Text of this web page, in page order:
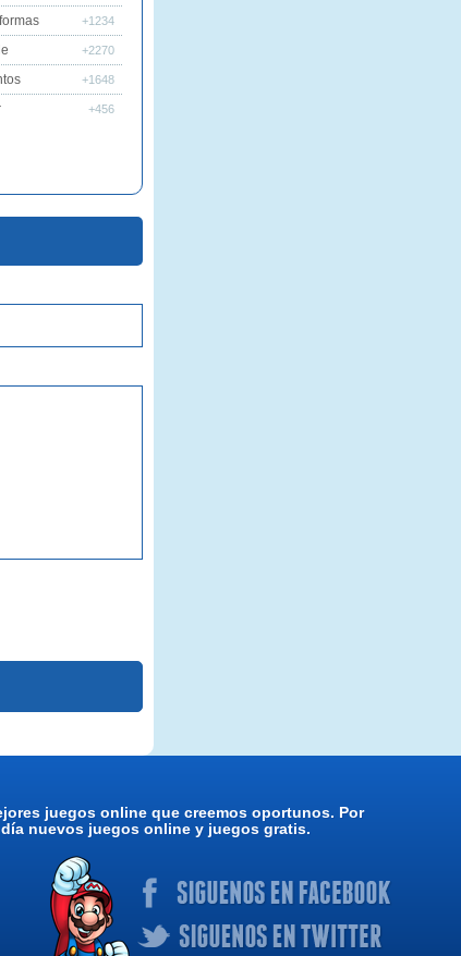
+1234
+2270
+1648
+456
juegos online que creemos oportunos. Por
nuevos juegos online y juegos gratis.